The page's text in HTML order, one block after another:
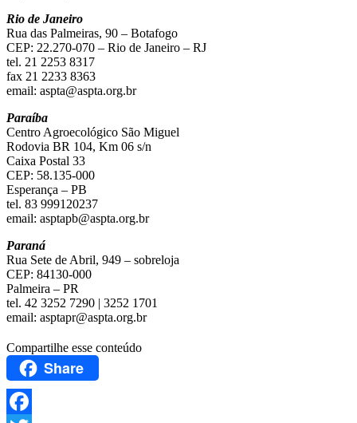
Rio de Janeiro
Rua das Palmeiras, 90 – Botafogo
CEP: 22.270-070 – Rio de Janeiro – RJ
tel. 21 2253 8317
fax 21 2233 8363
email: aspta@aspta.org.br
Paraíba
Centro Agroecológico São Miguel
Rodovia BR 104, Km 06 s/n
Caixa Postal 33
CEP: 58.135-000
Esperança – PB
tel. 83 999120237
email: asptapb@aspta.org.br
Paraná
Rua Sete de Abril, 949 – sobreloja
CEP: 84130-000
Palmeira – PR
tel. 42 3252 7290 | 3252 1701
email: asptapr@aspta.org.br
Compartilhe esse conteúdo
Share